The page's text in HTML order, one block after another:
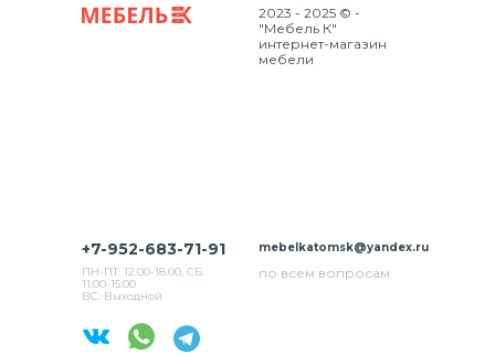
+7-952-683-71-91
ПН-ПТ: 12.00-18.00, СБ:
11:00-15:00
ВС: Выходной
mebelkatomsk@yandex.ru
по всем вопросам
2023 - 2025 © -
"Мебель К"
интернет-магазин
мебели